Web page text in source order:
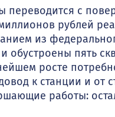
с
рублей
из
обустроены пять
росте
к станции и от
работы: